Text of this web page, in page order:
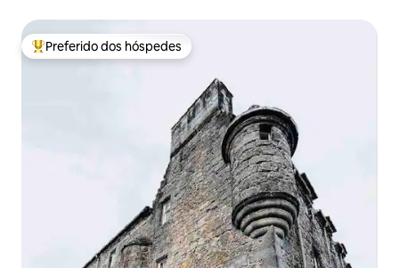
Entre os melhores preferidos dos hóspedes
Preferido dos hóspedes